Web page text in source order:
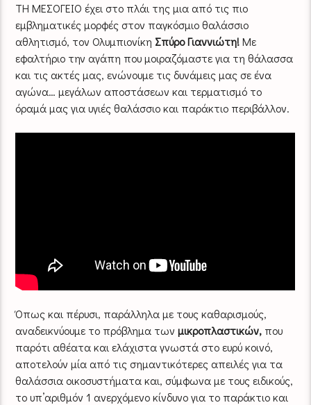
ΤΗ ΜΕΣΟΓΕΙΟ έχει στο πλάι της μια από τις πιο
εμβληματικές μορφές στον παγκόσμιο θαλάσσιο
αθλητισμό, τον Ολυμπιονίκη Σπύρο Γιαννιώτη!Με
εφαλτήριο την αγάπη που μοιραζόμαστε για τη θάλασσα
και τις ακτές μας, ενώνουμε τις δυνάμεις μας σε ένα
αγώνα… μεγάλων αποστάσεων και τερματισμό το
όραμά μας για υγιές θαλάσσιο και παράκτιο περιβάλλον.
Όπως και πέρυσι, παράλληλα με τους καθαρισμούς,
αναδεικνύουμε το πρόβλημα τωνμικροπλαστικών, που
παρότι αθέατα και ελάχιστα γνωστά στο ευρύ κοινό,
αποτελούν μία από τις σημαντικότερες απειλές για τα
θαλάσσια οικοσυστήματα και, σύμφωνα με τους ειδικούς,
το υπ’αριθμόν 1 ανερχόμενο κίνδυνο για το παράκτιο και